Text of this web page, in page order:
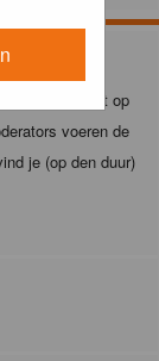
foto's gebeurt op
voeren de
je (op den duur)